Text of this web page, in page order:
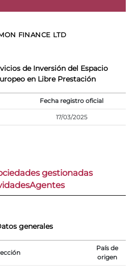
FINANCE LTD
de Inversión del Espacio
en Libre Prestación
Fecha registro oficial
17/03/2025
gestionadas
Agentes
generales
País de
origen